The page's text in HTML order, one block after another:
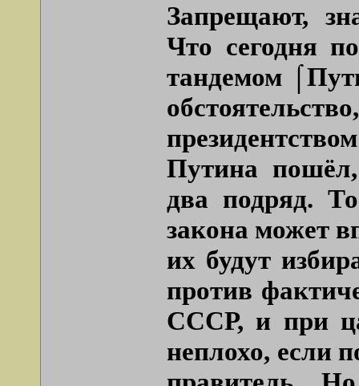
Запрещают,
Что сегодня
тандемом
Путина
два подряд.
закона может
их будут
против
СССР, и при
неплохо, если